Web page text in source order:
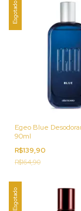
Esgotado
Egeo Blue
90ml
R$139,90
R$164,90
Esgotado